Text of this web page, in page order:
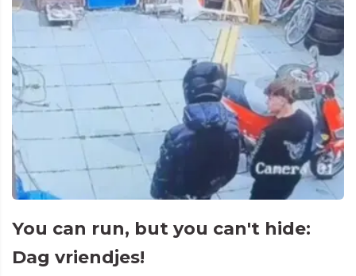
You can run, but you can't hide:
Dag vriendjes!